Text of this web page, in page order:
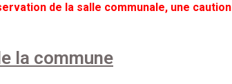
de la salle communale, une
la commune